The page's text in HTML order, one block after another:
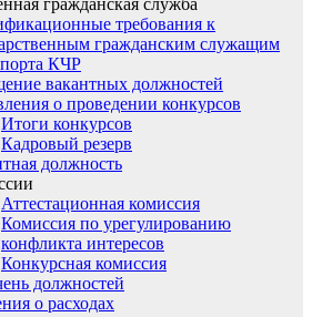
гражданская служба
требования к
гражданским служащим
КЧР
вакантных должностей
о проведении конкурсов
Итоги конкурсов
Кадровый резерв
должность
Аттестационная комиссия
Комиссия по урегулированию
конфликта интересов
Конкурсная комиссия
должностей
о расходах